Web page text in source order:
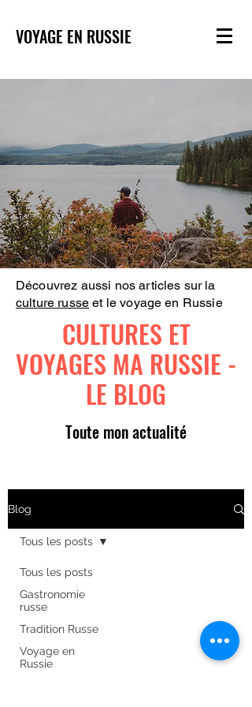
VOYAGE EN RUSSIE
Découvrez aussi nos articles sur la
culture russe et le voyage en Russie
CULTURES ET
VOYAGES MA RUSSIE -
LE BLOG
Toute mon actualité
Blog
Tous les posts
Gastronomie
russe
Tradition Russe
Voyage en
Russie
Tous les posts